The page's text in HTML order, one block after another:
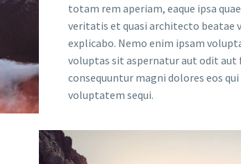
totam rem aperiam, eaque ipsa
veritatis et quasi architecto beatae
explicabo. Nemo enim ipsam
voluptas sit aspernatur aut odit aut
consequuntur magni dolores eos
voluptatem sequi.